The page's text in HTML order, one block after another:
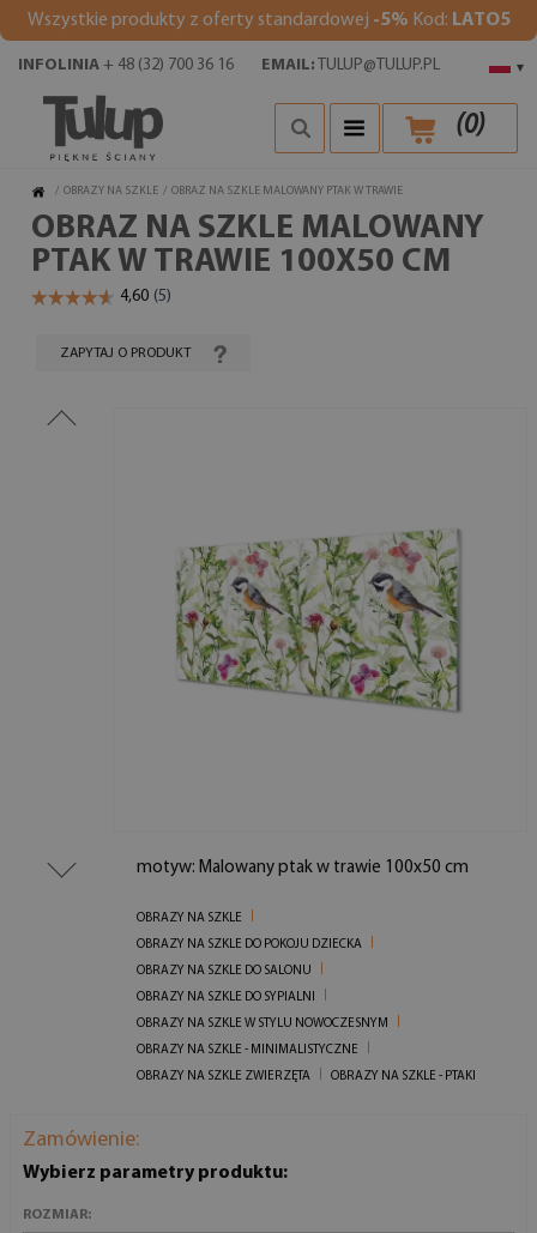
Wszystkie produkty z oferty standardowej -5% Kod: LATO5
▾
INFOLINIA + 48 (32) 700 36 16 EMAIL: TULUP@TULUP.PL
(0)
/ OBRAZY NA SZKLE / OBRAZ NA SZKLE MALOWANY PTAK W TRAWIE
OBRAZ NA SZKLE MALOWANY
PTAK W TRAWIE 100X50 CM
ZAPYTAJ O PRODUKT
motyw: Malowany ptak w trawie 100x50 cm
OBRAZY NA SZKLE
OBRAZY NA SZKLE DO POKOJU DZIECKA
OBRAZY NA SZKLE DO SALONU
OBRAZY NA SZKLE DO SYPIALNI
OBRAZY NA SZKLE W STYLU NOWOCZESNYM
OBRAZY NA SZKLE - MINIMALISTYCZNE
OBRAZY NA SZKLE ZWIERZĘTA
OBRAZY NA SZKLE - PTAKI
Zamówienie:
Wybierz parametry produktu:
ROZMIAR: